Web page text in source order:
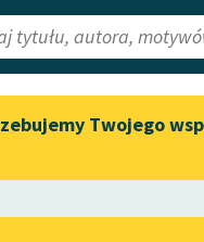
Lektury
Twojego